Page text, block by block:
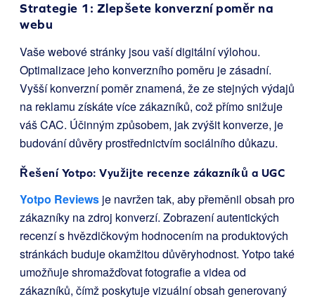
Strategie 1: Zlepšete konverzní poměr na
webu
Vaše webové stránky jsou vaší digitální výlohou.
Optimalizace jeho konverzního poměru je zásadní.
Vyšší konverzní poměr znamená, že ze stejných výdajů
na reklamu získáte více zákazníků, což přímo snižuje
váš CAC. Účinným způsobem, jak zvýšit konverze, je
budování důvěry prostřednictvím sociálního důkazu.
Řešení Yotpo: Využijte recenze zákazníků a UGC
Yotpo Reviews je navržen tak, aby přeměnil obsah pro
zákazníky na zdroj konverzí. Zobrazení autentických
recenzí s hvězdičkovým hodnocením na produktových
stránkách buduje okamžitou důvěryhodnost. Yotpo také
umožňuje shromažďovat fotografie a videa od
zákazníků, čímž poskytuje vizuální obsah generovaný